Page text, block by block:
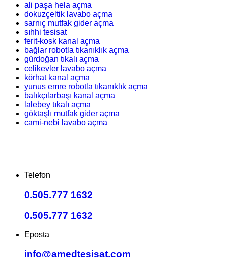
ali paşa hela açma
dokuzçeltik lavabo açma
sarnıç mutfak gider açma
sıhhi tesisat
ferit-kosk kanal açma
bağlar robotla tıkanıklık açma
gürdoğan tıkalı açma
celikevler lavabo açma
körhat kanal açma
yunus emre robotla tıkanıklık açma
balıkçılarbaşı kanal açma
lalebey tıkalı açma
göktaşlı mutfak gider açma
cami-nebi lavabo açma
Telefon
0.505.777 1632
0.505.777 1632
Eposta
info@amedtesisat.com